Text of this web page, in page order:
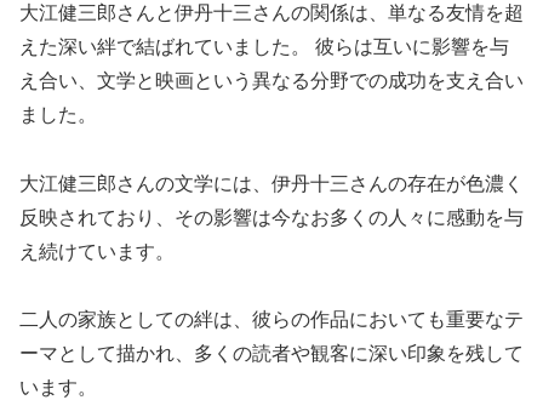
大江健三郎さんと伊丹十三さんの関係は、単なる友情を超
えた深い絆で結ばれていました。 彼らは互いに影響を与
え合い、文学と映画という異なる分野での成功を支え合い
ました。
大江健三郎さんの文学には、伊丹十三さんの存在が色濃く
反映されており、その影響は今なお多くの人々に感動を与
え続けています。
二人の家族としての絆は、彼らの作品においても重要なテ
ーマとして描かれ、多くの読者や観客に深い印象を残して
います。